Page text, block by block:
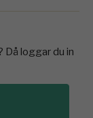
Då loggar du in